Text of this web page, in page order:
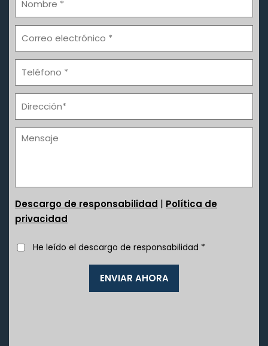
Descargo de responsabilidad | Política de
privacidad
He leído el descargo de responsabilidad *